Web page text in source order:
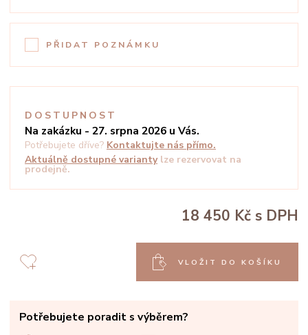
PŘIDAT POZNÁMKU
DOSTUPNOST
Na zakázku - 27. srpna 2026 u Vás.
Potřebujete dříve? Kontaktujte nás přímo.
Aktuálně dostupné varianty lze rezervovat na
prodejně.
18 450 Kč s DPH
VLOŽIT DO KOŠÍKU
Potřebujete poradit s výběrem?